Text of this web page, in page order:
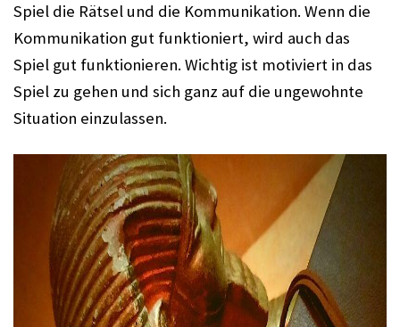
Spiel die Rätsel und die Kommunikation. Wenn die
Kommunikation gut funktioniert, wird auch das
Spiel gut funktionieren. Wichtig ist motiviert in das
Spiel zu gehen und sich ganz auf die ungewohnte
Situation einzulassen.